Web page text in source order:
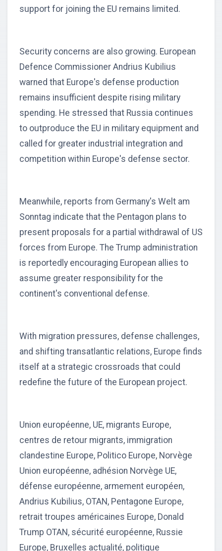
support for joining the EU remains limited.
Security concerns are also growing. European
Defence Commissioner Andrius Kubilius
warned that Europe's defense production
remains insufficient despite rising military
spending. He stressed that Russia continues
to outproduce the EU in military equipment and
called for greater industrial integration and
competition within Europe's defense sector.
Meanwhile, reports from Germany's Welt am
Sonntag indicate that the Pentagon plans to
present proposals for a partial withdrawal of US
forces from Europe. The Trump administration
is reportedly encouraging European allies to
assume greater responsibility for the
continent's conventional defense.
With migration pressures, defense challenges,
and shifting transatlantic relations, Europe finds
itself at a strategic crossroads that could
redefine the future of the European project.
Union européenne, UE, migrants Europe,
centres de retour migrants, immigration
clandestine Europe, Politico Europe, Norvège
Union européenne, adhésion Norvège UE,
défense européenne, armement européen,
Andrius Kubilius, OTAN, Pentagone Europe,
retrait troupes américaines Europe, Donald
Trump OTAN, sécurité européenne, Russie
Europe, Bruxelles actualité, politique